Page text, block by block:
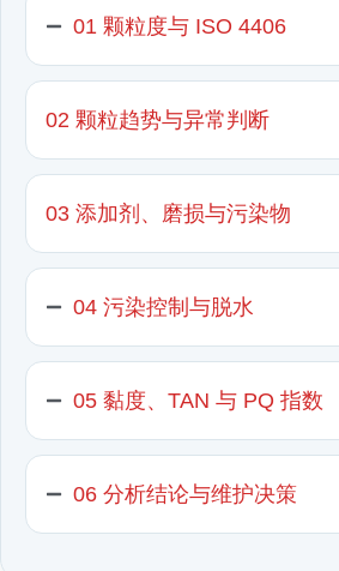
01 颗粒度与 ISO 4406
02 颗粒趋势与异常判断
03 添加剂、磨损与污染物
04 污染控制与脱水
05 黏度、TAN 与 PQ 指数
06 分析结论与维护决策